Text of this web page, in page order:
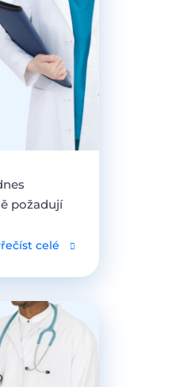
požadují
celé